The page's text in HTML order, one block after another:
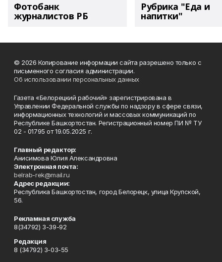
Фотобанк
журналистов РБ
Рубрика "Еда и
напитки"
© 2026 Копирование информации сайта разрешено только с
письменного согласия администрации.
Об использовании персональных данных
Газета «Белорецкий рабочий» зарегистрирована в
Управлении Федеральной службы по надзору в сфере связи,
информационных технологий и массовых коммуникаций по
Республике Башкортостан. Регистрационный номер ПИ № ТУ
02 - 01795 от 19.05.2025 г.
Главный редактор:
Анисимова Юлия Александровна
Электронная почта:
belrab-rek@mail.ru
Адрес редакции:
Республика Башкортостан, город Белорецк, улица Крупской,
56.
Рекламная служба
8(34792) 3-39-92
Редакция
8 (34792) 3-03-55